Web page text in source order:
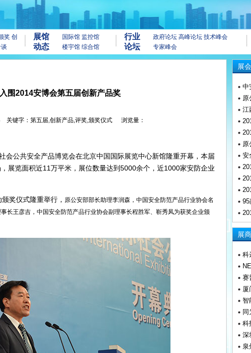
奖 创
展馆
动态
国际馆 监控馆
楼宇馆 综合馆
行业
论坛
政府论坛 高峰论坛 技术峰会
专家峰会
围2014安博会第五届创新产品奖
键字：第五届,创新产品,评奖,颁奖仪式 浏览量：
公共安全产品博览会在北京中国国际展览中心新馆隆重开幕，本届
展览面积近11万平米，展位数量达到5000余个，近1000家安防企业
奖仪式隆重举行， 原公安部部长助理李润森，中国安全防范产品行业协会名
长王彦吉，中国安全防范产品行业协会副理事长程胜军、靳秀凤为获奖企业颁
展
中
原
江
原
安
95
展
科
赛
厦
智
科
深
泉